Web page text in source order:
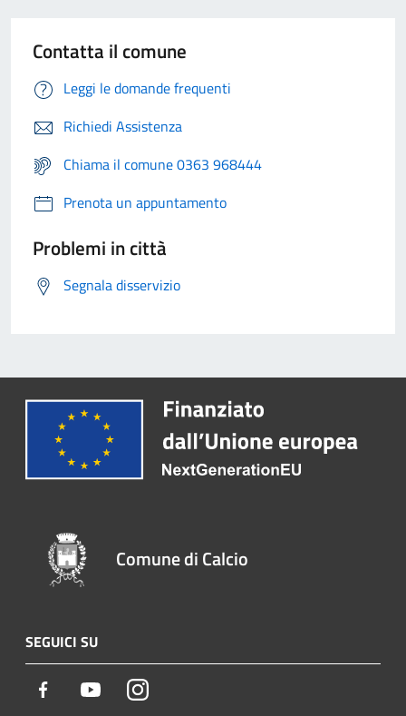
Contatta il comune
Leggi le domande frequenti
Richiedi Assistenza
Chiama il comune 0363 968444
Prenota un appuntamento
Problemi in città
Segnala disservizio
Comune di Calcio
SEGUICI SU
Facebook YoutubeInstagram